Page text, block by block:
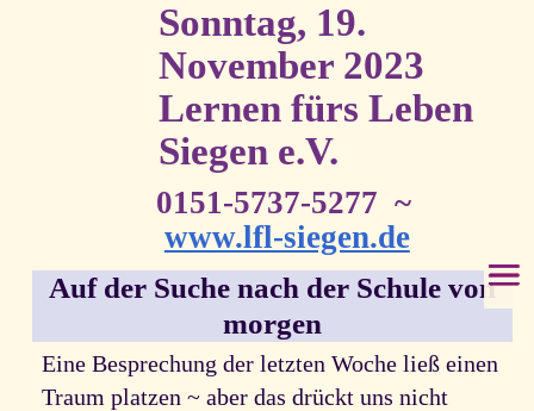
Sonntag, 19.
November 2023
Lernen fürs Leben
Siegen e.V.
0151-5737-5277 ~
www.lfl-siegen.de
Auf der Suche nach der Schule von
morgen
Eine Besprechung der letzten Woche ließ einen
Traum platzen ~ aber das drückt uns nicht